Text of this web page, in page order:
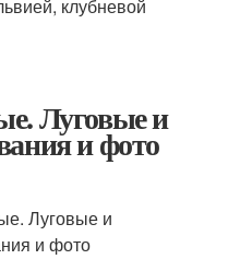
клубневой
Луговые и
и фото